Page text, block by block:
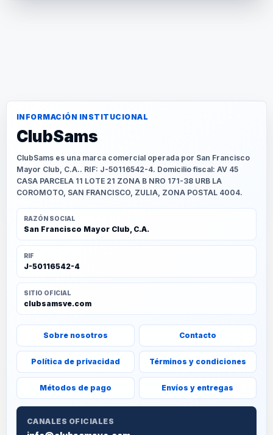
INFORMACIÓN INSTITUCIONAL
ClubSams
ClubSams es una marca comercial operada por San Francisco
Mayor Club, C.A.. RIF: J-50116542-4. Domicilio fiscal: AV 45
CASA PARCELA 11 LOTE 21 ZONA B NRO 171-38 URB LA
COROMOTO, SAN FRANCISCO, ZULIA, ZONA POSTAL 4004.
RAZÓN SOCIAL
San Francisco Mayor Club, C.A.
RIF
J-50116542-4
SITIO OFICIAL
clubsamsve.com
Sobre nosotros Contacto
Política de privacidad Términos y condiciones
Métodos de pago Envíos y entregas
CANALES OFICIALES